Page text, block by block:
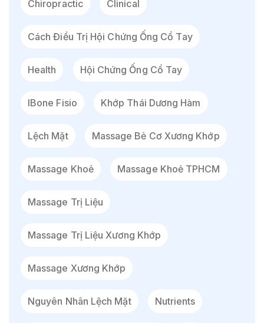
Chiropractic Clinical
Cách Điều Trị Hội Chứng Ống Cổ Tay
Health Hội Chứng Ống Cổ Tay
IBone Fisio Khớp Thái Dương Hàm
Lệch Mặt Massage Bẻ Cơ Xương Khớp
Massage Khoẻ Massage Khoẻ TPHCM
Massage Trị Liệu
Massage Trị Liệu Xương Khớp
Massage Xương Khớp
Nguyên Nhân Lệch Mặt Nutrients